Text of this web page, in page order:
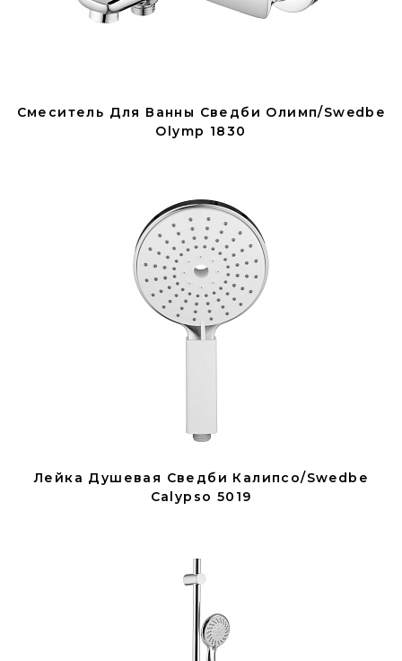
Смеситель Для Ванны Сведби Олимп/Swedbe
Olymp 1830
Лейка Душевая Сведби Калипсо/Swedbe
Calypso 5019